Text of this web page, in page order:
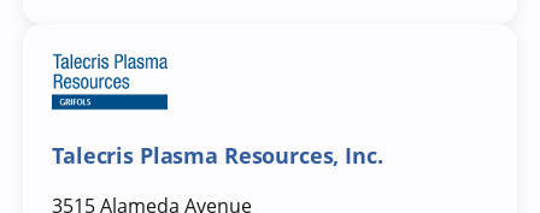
Talecris Plasma Resources, Inc.
3515 Alameda Avenue